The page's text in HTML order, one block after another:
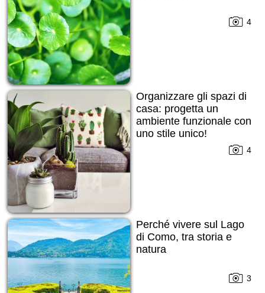
4
Organizzare gli spazi di
casa: progetta un
ambiente funzionale con
uno stile unico!
4
Perché vivere sul Lago
di Como, tra storia e
natura
3